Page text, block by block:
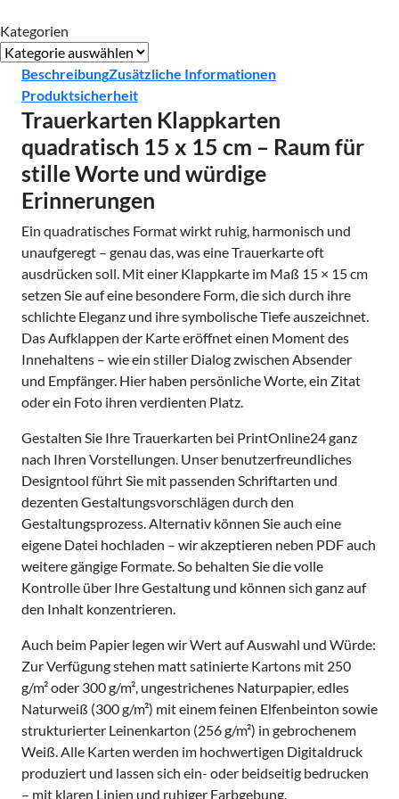
Kategorien
Kategorien
BeschreibungZusätzliche Informationen
Produktsicherheit
Trauerkarten Klappkarten
quadratisch 15 x 15 cm – Raum für
stille Worte und würdige
Erinnerungen
Ein quadratisches Format wirkt ruhig, harmonisch und
unaufgeregt – genau das, was eine Trauerkarte oft
ausdrücken soll. Mit einer Klappkarte im Maß 15 × 15 cm
setzen Sie auf eine besondere Form, die sich durch ihre
schlichte Eleganz und ihre symbolische Tiefe auszeichnet.
Das Aufklappen der Karte eröffnet einen Moment des
Innehaltens – wie ein stiller Dialog zwischen Absender
und Empfänger. Hier haben persönliche Worte, ein Zitat
oder ein Foto ihren verdienten Platz.
Gestalten Sie Ihre Trauerkarten bei PrintOnline24 ganz
nach Ihren Vorstellungen. Unser benutzerfreundliches
Designtool führt Sie mit passenden Schriftarten und
dezenten Gestaltungsvorschlägen durch den
Gestaltungsprozess. Alternativ können Sie auch eine
eigene Datei hochladen – wir akzeptieren neben PDF auch
weitere gängige Formate. So behalten Sie die volle
Kontrolle über Ihre Gestaltung und können sich ganz auf
den Inhalt konzentrieren.
Auch beim Papier legen wir Wert auf Auswahl und Würde:
Zur Verfügung stehen matt satinierte Kartons mit 250
g/m² oder 300 g/m², ungestrichenes Naturpapier, edles
Naturweiß (300 g/m²) mit einem feinen Elfenbeinton sowie
strukturierter Leinenkarton (256 g/m²) in gebrochenem
Weiß. Alle Karten werden im hochwertigen Digitaldruck
produziert und lassen sich ein- oder beidseitig bedrucken
– mit klaren Linien und ruhiger Farbgebung.